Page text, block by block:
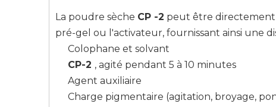
La poudre sèche CP -2 peut être directement
pré-gel ou l'activateur, fournissant ainsi une
Colophane et solvant
CP-2 , agité pendant 5 à 10 minutes
Agent auxiliaire
Charge pigmentaire (agitation, broyage,